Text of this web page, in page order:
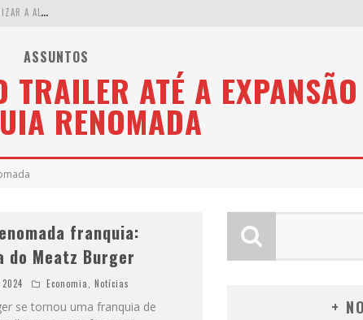
W
ETZ BEVERAGES APOSTA NO “PREMIUM ACESSÍVEL” PARA DEMOCRATIZAR A ALTA COQUETELARIA COM GARRAFAS DE 1 LITRO
C
OMO A CORTEX SEDUZIU GOOGLE, AWS E MCDONALD’S COM IA PARA O GO-TO-MARKET
DEMOCRATIZAÇÃO DO MALTE: PROIBIDA UTILIZA ESTRATÉGIA DE CUSTO-BENEFÍCIO PARA O LAZER DO BRASILEIRO
ASSUNTOS
ATÉ A
RENOMADA
franquia:
do Meatz Burger
Economia Notícias
se tornou uma franquia de
+